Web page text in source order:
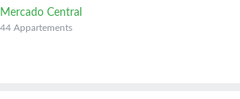
Mercado Central
44 Appartements